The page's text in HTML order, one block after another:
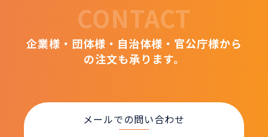
CONTACT
企業様・団体様・自治体様・官公庁様から
の注文も承ります。
メールでの問い合わせ